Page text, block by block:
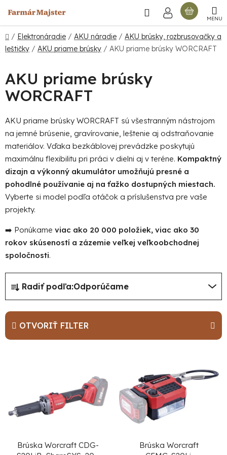
na
obsah
Hľadať
Domov
/ Elektronáradie / AKU náradie / AKU brúsky, rozbrusovačky a
leštičky / AKU priame brúsky / AKU priame brúsky WORCRAFT
AKU priame brúsky
WORCRAFT
AKU priame brúsky WORCRAFT sú všestranným nástrojom
na jemné brúsenie, gravírovanie, leštenie aj odstraňovanie
materiálov. Vďaka bezkáblovej prevádzke poskytujú
maximálnu flexibilitu pri práci v dielni aj v teréne. Kompaktný
dizajn a výkonný akumulátor umožňujú presné a
pohodlné používanie aj na ťažko dostupných miestach.
Vyberte si model podľa otáčok a príslušenstva pre vaše
projekty.
➡️ Ponúkame viac ako 20 000 položiek, viac ako 30
rokov skúseností a zázemie veľkej veľkoobchodnej
spoločnosti.
R
a
d
e
n
o
Radiť podľa:Odporúčame
OTVORIŤ FILTER
s
Brúska Worcraft CDG-
Brúska Worcraft